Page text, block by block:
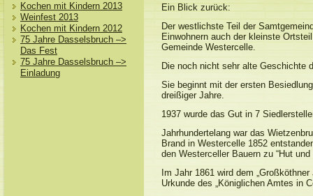
Kochen mit Kindern 2013
Weinfest 2013
Kochen mit Kindern 2012
75 Jahre Dasselsbruch –>
Das Fest
75 Jahre Dasselsbruch –>
Einladung
Ein Blick zurück:
Der westlichste Teil der
Einwohnern auch der kleinste
Gemeinde Westercelle.
Die noch nicht sehr alte Geschichte
Sie beginnt mit der ersten
dreißiger Jahre.
1937 wurde das Gut in 7
Jahrhundertelang war das
Brand in Westercelle 1852
den Westerceller Bauern zu “Hut
Im Jahr 1861 wird dem
Urkunde des „Königlichen Amtes in